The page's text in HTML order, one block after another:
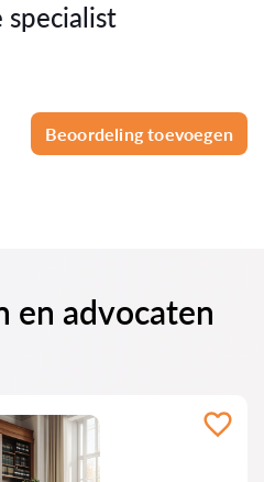
specialist
Beoordeling toevoegen
en advocaten